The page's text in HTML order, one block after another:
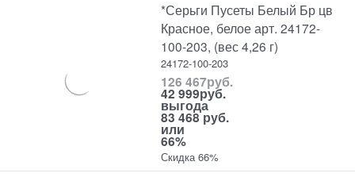
*Серьги Пусеты Белый Бр цв
Красное, белое арт. 24172-
100-203, (вес 4,26 г)
24172-100-203
126 467руб.
42 999руб.
выгода
83 468 руб.
или
66%
Скидка 66%